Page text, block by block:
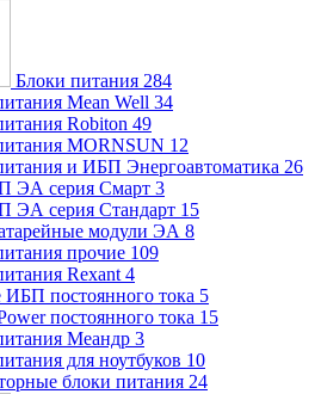
Блоки питания 284
Mean Well 34
Robiton 49
MORNSUN 12
и ИБП Энергоавтоматика 26
ЭА серия Смарт 3
ЭА серия Стандарт 15
модули ЭА 8
прочие 109
Rexant 4
постоянного тока 5
постоянного тока 15
Меандр 3
для ноутбуков 10
блоки питания 24